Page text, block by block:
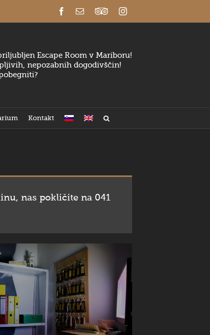
Facebook
Email
Trip
Instagram
Escape Room v Mariboru!
nepozabnih dogodivščin!
Kontakt
nas pokličite na 041